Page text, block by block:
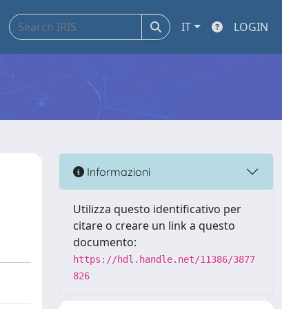
IT LOGIN
Informazioni
Utilizza questo identificativo per
citare o creare un link a questo
documento:
https://hdl.handle.net/11386/3877
826